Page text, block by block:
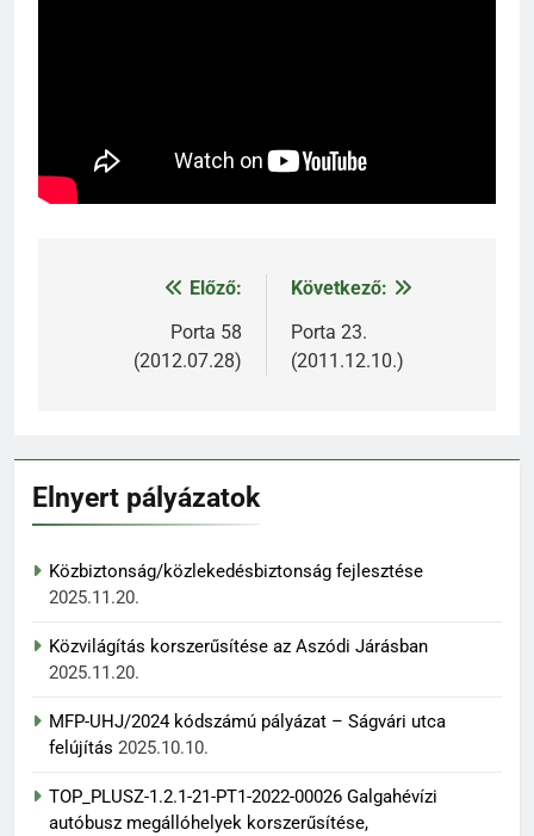
Bejegyzés
navigáció
Előző:
Porta 58
(2012.07.28)
Következő:
Porta 23.
(2011.12.10.)
Elnyert pályázatok
Közbiztonság/közlekedésbiztonság fejlesztése
2025.11.20.
Közvilágítás korszerűsítése az Aszódi Járásban
2025.11.20.
MFP-UHJ/2024 kódszámú pályázat – Ságvári utca
felújítás 2025.10.10.
TOP_PLUSZ-1.2.1-21-PT1-2022-00026 Galgahévízi
autóbusz megállóhelyek korszerűsítése,